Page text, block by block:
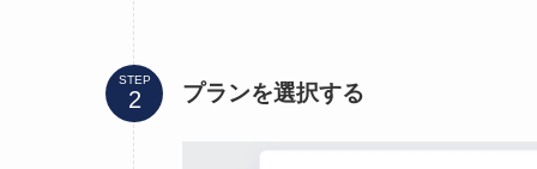
STEP プランを選択する